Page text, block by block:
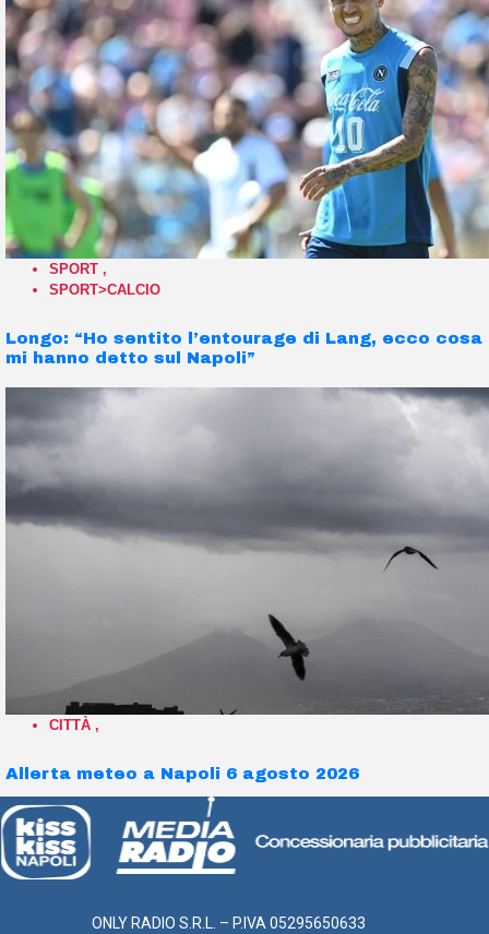
SPORT ,
SPORT>CALCIO
Longo: “Ho sentito l’entourage di Lang, ecco cosa
mi hanno detto sul Napoli”
CITTÀ ,
Allerta meteo a Napoli 6 agosto 2026
ONLY RADIO S.R.L. – P.IVA 05295650633